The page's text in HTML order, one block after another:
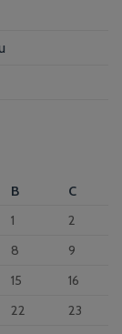
B
C
1
2
8
9
15
16
22
23